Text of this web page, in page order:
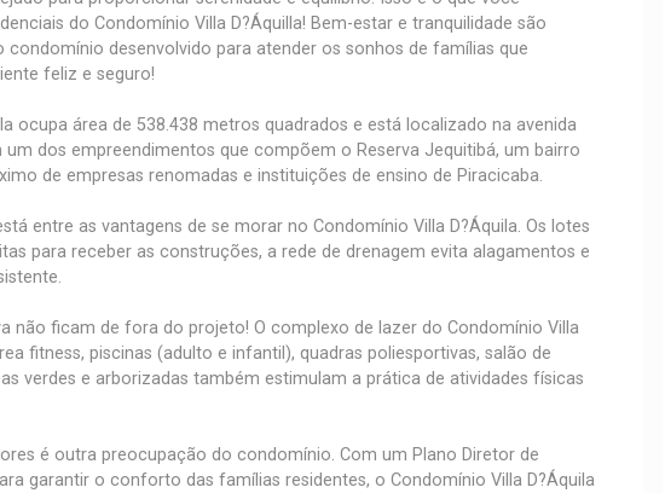
do Condomínio Villa D?Áquilla! Bem-estar e tranquilidade são
desenvolvido para atender os sonhos de famílias que
feliz e seguro!
ocupa área de 538.438 metros quadrados e está localizado na avenida
um dos empreendimentos que compõem o Reserva Jequitibá, um bairro
de empresas renomadas e instituições de ensino de Piracicaba.
entre as vantagens de se morar no Condomínio Villa D?Áquila. Os lotes
para receber as construções, a rede de drenagem evita alagamentos e
não ficam de fora do projeto! O complexo de lazer do Condomínio Villa
fitness, piscinas (adulto e infantil), quadras poliesportivas, salão de
verdes e arborizadas também estimulam a prática de atividades físicas
é outra preocupação do condomínio. Com um Plano Diretor de
garantir o conforto das famílias residentes, o Condomínio Villa D?Áquila